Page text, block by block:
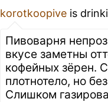
korotkoopive is
Пивоварня
вкусе заметны
кофейных зёрен.
плотнотело, но
Слишком